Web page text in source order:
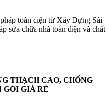
toàn diện từ Xây Dựng Sài
sửa chữa nhà toàn diện và chất
THẠCH CAO, CHỐNG
GÓI GIÁ RẺ